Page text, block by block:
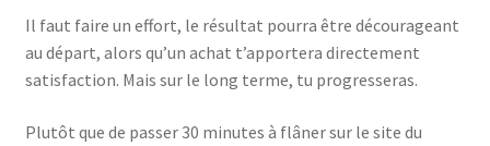
Il faut faire un effort, le résultat pourra être décourageant
au départ, alors qu’un achat t’apportera directement
satisfaction. Mais sur le long terme, tu progresseras.
Plutôt que de passer 30 minutes à flâner sur le site du